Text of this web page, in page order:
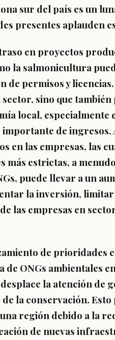
sur del país es un
presentes aplauden
en proyectos
la salmonicultura
permisos y
sino que también
local, especialmente
de ingresos.
en las empresas, las
estrictas, a
puede llevar a un
la inversión,
las empresas en
de prioridades
de ONGs ambientales
la atención de
la conservación.
región debido a la
de nuevas